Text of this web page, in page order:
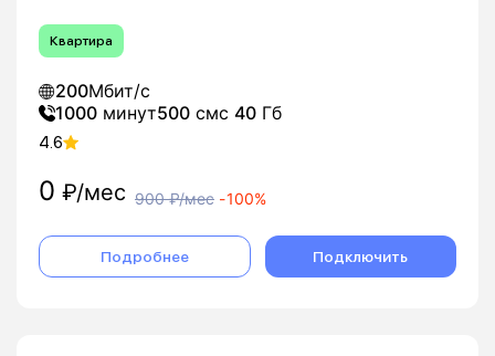
Квартира
200Мбит/с
1000 минут500 смс 40 Гб
4.6
0 ₽/мес 900₽/мес -100%
Подробнее Подключить